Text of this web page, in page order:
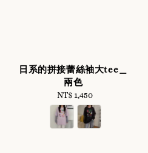
日系的拼接蕾絲袖大tee＿
兩色
Regular
price
NT$ 1,450